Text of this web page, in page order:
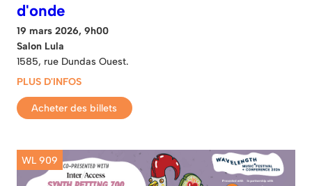
d'onde
19 mars 2026, 9h00
Salon Lula
1585, rue Dundas Ouest.
PLUS D'INFOS
Acheter des billets
WL 909